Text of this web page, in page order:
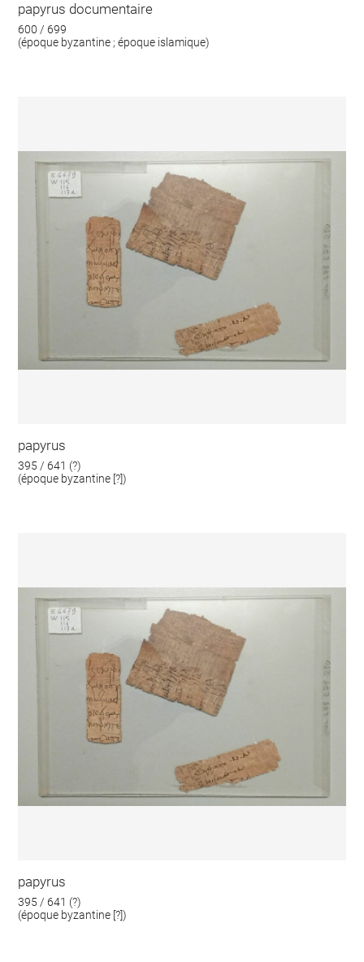
papyrus documentaire
600 / 699
(époque byzantine ; époque islamique)
papyrus
395 / 641 (?)
(époque byzantine [?])
papyrus
395 / 641 (?)
(époque byzantine [?])